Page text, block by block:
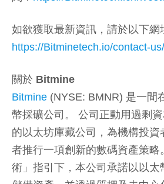
如欲獲取最新資訊，請於以下網
https://Bitminetech.io/contact-us/
關於 Bitmine
Bitmine (NYSE: BMNR) 是一間
幣採礦公司。 公司正動用過剩
的以太坊庫藏公司，為機構投資
者推行一項創新的數碼資產策略
術」指引下，本公司承諾以以太